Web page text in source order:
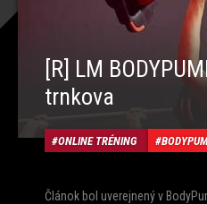
[R] LM
trnkova
ONLINE TRÉNING
Článok bol uverejnený v